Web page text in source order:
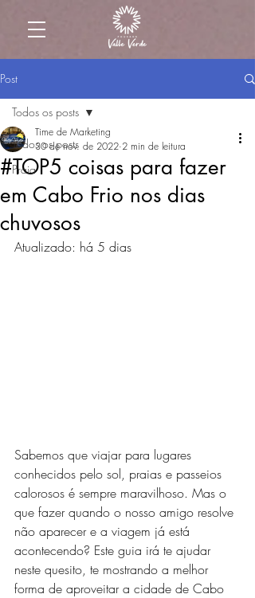
Post
Todos os posts
Praia
Todos os posts
#TOP5 coisas para fazer
em Cabo Frio nos dias
chuvosos
Time de Marketing
30 de nov. de 2022 2 min de leitura
Atualizado: há 5 dias
Sabemos que viajar para lugares
conhecidos pelo sol, praias e passeios
calorosos é sempre maravilhoso. Mas o
que fazer quando o nosso amigo resolve
não aparecer e a viagem já está
acontecendo? Este guia irá te ajudar
neste quesito, te mostrando a melhor
forma de aproveitar a cidade de Cabo